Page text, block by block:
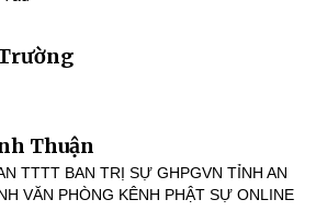
Thuận
TTTT BAN TRỊ SỰ GHPGVN TỈNH AN
VĂN PHÒNG KÊNH PHẬT SỰ ONLINE